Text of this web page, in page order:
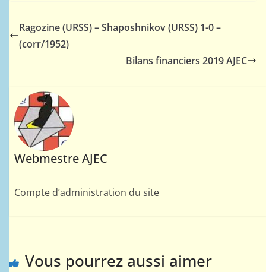
Ragozine (URSS) – Shaposhnikov (URSS) 1-0 –
(corr/1952)
Bilans financiers 2019 AJEC
Webmestre AJEC
Compte d’administration du site
Vous pourrez aussi aimer